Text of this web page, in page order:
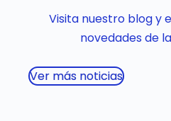
Visita nuestro blog y
novedades de
Ver más noticias